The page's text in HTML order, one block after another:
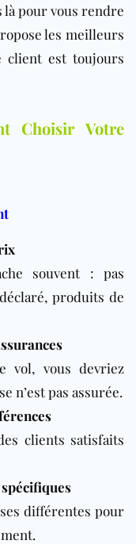
là pour vous rendre
les meilleurs
client est toujours
Choisir Votre
souvent : pas
produits de
vol, vous devriez
n’est pas assurée.
clients satisfaits
différentes pour